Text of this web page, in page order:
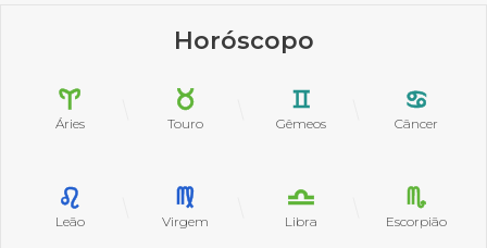
Horóscopo
Áries Touro Gêmeos Câncer
Leão Virgem Libra Escorpião